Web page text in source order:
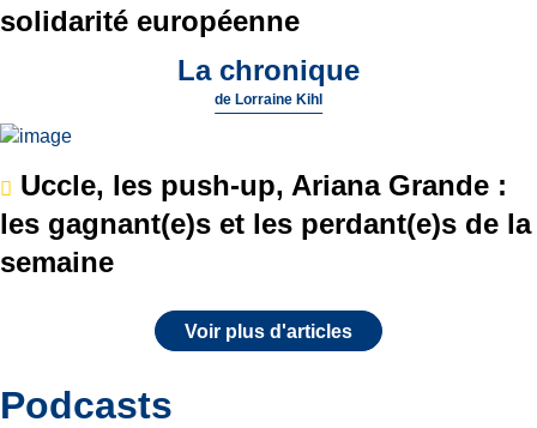
solidarité européenne
La chronique
de Lorraine Kihl
Uccle, les push-up, Ariana Grande :
les gagnant(e)s et les perdant(e)s de la
semaine
Voir plus d'articles
Podcasts